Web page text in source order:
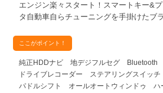
エンジン楽々スタート！スマートキー&
タ自動車自らチューニングを手掛けたブ
ここがポイント！
純正HDDナビ 地デジフルセグ
ドライブレコーダー ステアリングスイッ
パドルシフト オールオートウィンドゥ ハ